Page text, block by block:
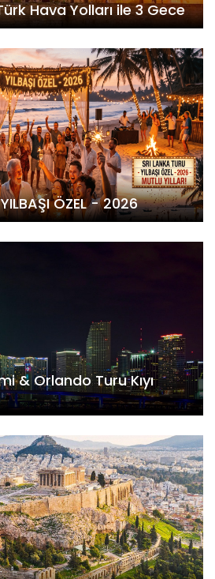
Hava Yolları ile 3 Gece
ÖZEL - 2026
& Orlando Turu Kıyı